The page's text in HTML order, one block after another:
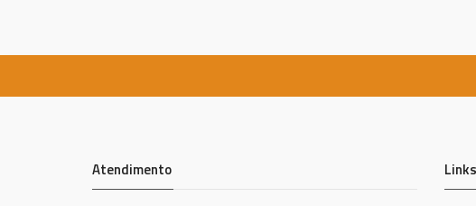
Atendimento Links